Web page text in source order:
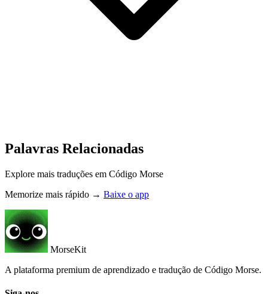
Palavras Relacionadas
Explore mais traduções em Código Morse
Memorize mais rápido → Baixe o app
MorseKit
A plataforma premium de aprendizado e tradução de Código Morse.